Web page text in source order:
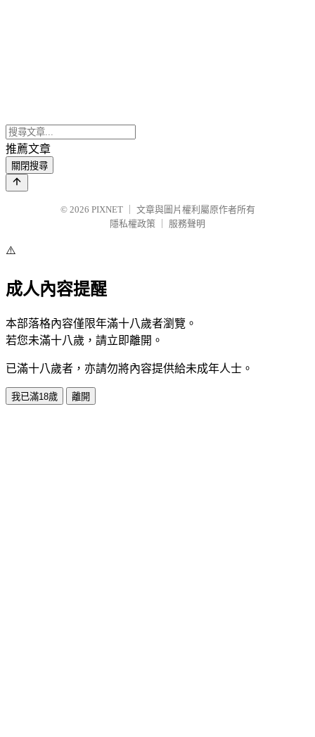
推薦文章
關閉搜尋
© 2026 PIXNET
文章與圖片權利屬原作者所有
隱私權政策
服務聲明
⚠️
成人內容提醒
本部落格內容僅限年滿十八歲者瀏覽。
若您未滿十八歲，請立即離開。
已滿十八歲者，亦請勿將內容提供給未成年人士。
我已滿18歲 離開